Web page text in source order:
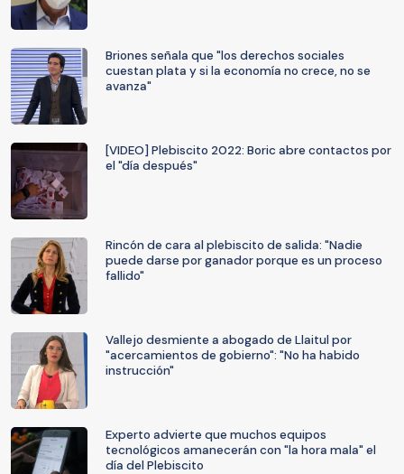
Briones señala que "los derechos sociales
cuestan plata y si la economía no crece, no se
avanza"
[VIDEO] Plebiscito 2022: Boric abre contactos por
el "día después"
Rincón de cara al plebiscito de salida: "Nadie
puede darse por ganador porque es un proceso
fallido"
Vallejo desmiente a abogado de Llaitul por
"acercamientos de gobierno": "No ha habido
instrucción"
Experto advierte que muchos equipos
tecnológicos amanecerán con "la hora mala" el
día del Plebiscito